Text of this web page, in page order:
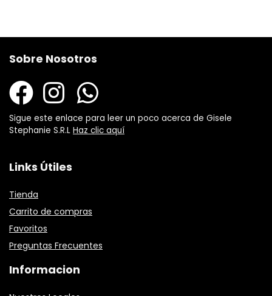
Sobre Nosotros
Sigue este enlace para leer un poco acerca de Gisele
Stephanie S.R.L Haz clic aquí
Links Útiles
Tienda
Carrito de compras
Favoritos
Preguntas Frecuentes
Informacion